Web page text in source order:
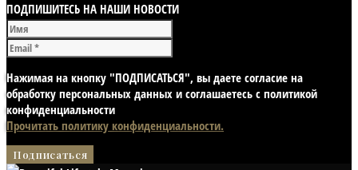
ПОДПИШИТЕСЬ НА НАШИ НОВОСТИ
Нажимая на кнопку "ПОДПИСАТЬСЯ", вы даете согласие на
обработку персональных данных и соглашаетесь с политикой
конфиденциальности
Прочитать политику конфиденциальности.